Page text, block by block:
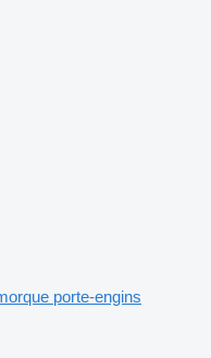
porte-engins